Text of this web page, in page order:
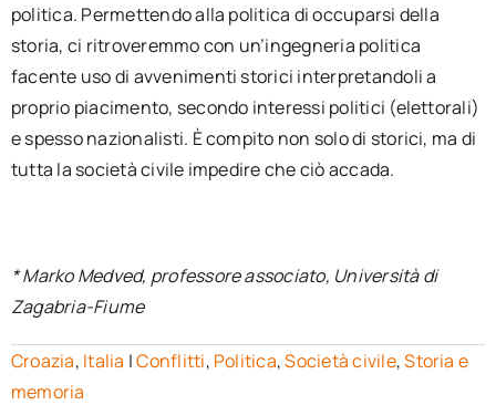
politica. Permettendo alla politica di occuparsi della
storia, ci ritroveremmo con un’ingegneria politica
facente uso di avvenimenti storici interpretandoli a
proprio piacimento, secondo interessi politici (elettorali)
e spesso nazionalisti. È compito non solo di storici, ma di
tutta la società civile impedire che ciò accada.
* Marko Medved, professore associato, Università di
Zagabria-Fiume
Croazia, Italia |Conflitti, Politica,Società civile,Storia e
memoria